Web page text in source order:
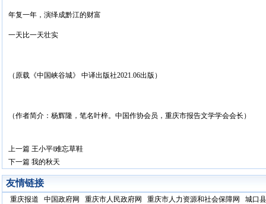
年复一年，演绎成黔江的财富
一天比一天壮实
（原载《中国峡谷城》 中译出版社2021.06出版）
（作者简介：杨辉隆，笔名叶梓。中国作协会员，重庆市报告文学学会会长）
上一篇 王小平‖难忘草鞋
下一篇 我的秋天
友情链接
重庆报道 中国政府网 重庆市人民政府网 重庆市人力资源和社会保障网
城口